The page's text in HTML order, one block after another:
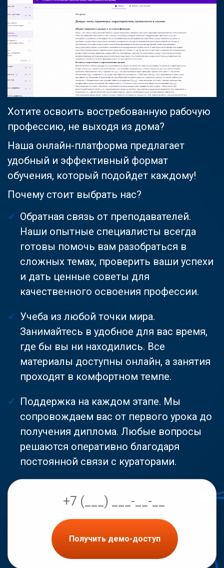
Хотите освоить востребованную рабочую
профессию, не выходя из дома?
Наша онлайн-платформа предлагает
удобный и эффективный формат
обучения, который подойдет каждому!
Почему стоит выбрать нас?
Обратная связь от преподавателей.
Наши опытные специалисты всегда
готовы помочь вам разобраться в
сложных темах, проверить ваши успехи
и дать ценные советы для
качественного освоения профессии.
Учеба из любой точки мира.
Занимайтесь в удобное для вас время,
где бы вы ни находились. Все
материалы доступны онлайн, а занятия
проходят в комфортном темпе.
Поддержка на каждом этапе. Мы
сопровождаем вас от первого урока до
получения диплома. Любые вопросы
решаются оперативно благодаря
постоянной связи с кураторами.
Получить демо-доступ